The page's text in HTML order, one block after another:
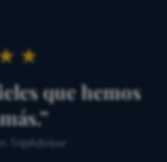
que hemos
TripAdvisor